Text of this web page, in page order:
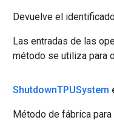
Devuelve el
Las entradas de las
método se utiliza para
ShutdownTPUSystem
Método de fábrica para